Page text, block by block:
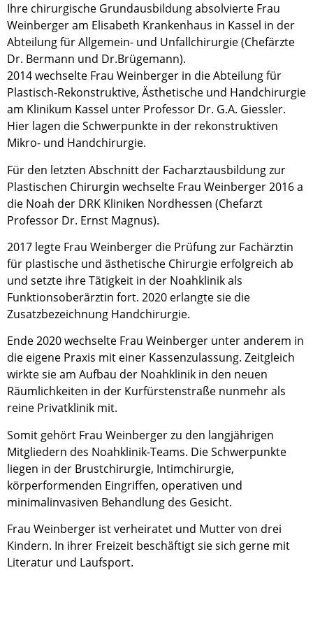
Ihre chirurgische Grundausbildung absolvierte Frau
Weinberger am Elisabeth Krankenhaus in Kassel in der
Abteilung für Allgemein- und Unfallchirurgie (Chefärzte
Dr. Bermann und Dr.Brügemann).
2014 wechselte Frau Weinberger in die Abteilung für
Plastisch-Rekonstruktive, Ästhetische und Handchirurgie
am Klinikum Kassel unter Professor Dr. G.A. Giessler.
Hier lagen die Schwerpunkte in der rekonstruktiven
Mikro- und Handchirurgie.
Für den letzten Abschnitt der Facharztausbildung zur
Plastischen Chirurgin wechselte Frau Weinberger 2016 a
die Noah der DRK Kliniken Nordhessen (Chefarzt
Professor Dr. Ernst Magnus).
2017 legte Frau Weinberger die Prüfung zur Fachärztin
für plastische und ästhetische Chirurgie erfolgreich ab
und setzte ihre Tätigkeit in der Noahklinik als
Funktionsoberärztin fort. 2020 erlangte sie die
Zusatzbezeichnung Handchirurgie.
Ende 2020 wechselte Frau Weinberger unter anderem in
die eigene Praxis mit einer Kassenzulassung. Zeitgleich
wirkte sie am Aufbau der Noahklinik in den neuen
Räumlichkeiten in der Kurfürstenstraße nunmehr als
reine Privatklinik mit.
Somit gehört Frau Weinberger zu den langjährigen
Mitgliedern des Noahklinik-Teams. Die Schwerpunkte
liegen in der Brustchirurgie, Intimchirurgie,
körperformenden Eingriffen, operativen und
minimalinvasiven Behandlung des Gesicht.
Frau Weinberger ist verheiratet und Mutter von drei
Kindern. In ihrer Freizeit beschäftigt sie sich gerne mit
Literatur und Laufsport.